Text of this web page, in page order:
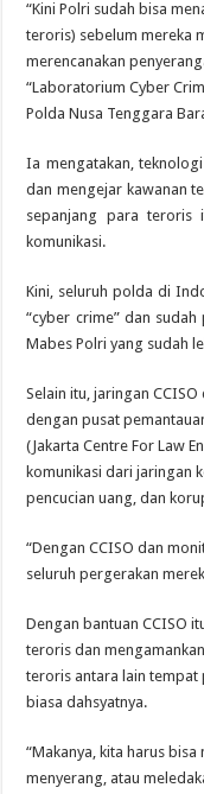
“Kini Polri sudah bisa
teroris) sebelum mereka
merencanakan
“Laboratorium Cyber
Polda Nusa Tenggara
Ia mengatakan,
dan mengejar kawanan
sepanjang para teroris
komunikasi.
Kini, seluruh polda di
“cyber crime” dan
Mabes Polri yang sudah
Selain itu, jaringan
dengan pusat
(Jakarta Centre For Law
komunikasi dari jaringan
pencucian uang, dan
“Dengan CCISO dan
seluruh pergerakan
Dengan bantuan CCISO
teroris dan
teroris antara lain tempat
biasa dahsyatnya.
“Makanya, kita harus
menyerang, atau